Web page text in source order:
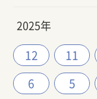
2025年
12 11
6 5